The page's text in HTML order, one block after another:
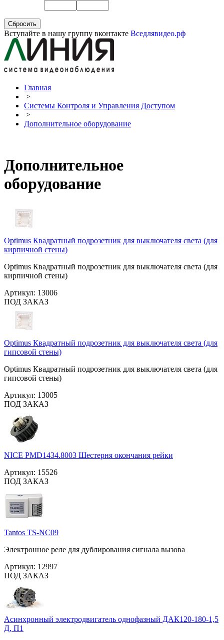
Вступайте в нашу группу вконтакте Вседлявидео.рф
Главная
>
Системы Контроля и Управления Доступом
>
Дополнительное оборудование
Дополнительное
оборудование
Optimus Квадратный подрозетник для выключателя света (для
кирпичной стены)
Optimus Квадратный подрозетник для выключателя света (для
кирпичной стены)
Артикул: 13006
ПОД ЗАКАЗ
Optimus Квадратный подрозетник для выключателя света (для
гипсовой стены)
Optimus Квадратный подрозетник для выключателя света (для
гипсовой стены)
Артикул: 13005
ПОД ЗАКАЗ
NICE PMD1434.8003 Шестерня окончания рейки
Артикул: 15526
ПОД ЗАКАЗ
Tantos TS-NC09
Электронное реле для дублирования сигнала вызова
Артикул: 12997
ПОД ЗАКАЗ
Асинхронный электродвигатель однофазный ДАК120-180-1,5
Д, П1